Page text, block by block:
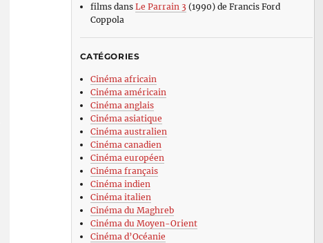
filmsdans Le Parrain 3 (1990) de Francis Ford
Coppola
CATÉGORIES
Cinéma africain
Cinéma américain
Cinéma anglais
Cinéma asiatique
Cinéma australien
Cinéma canadien
Cinéma européen
Cinéma français
Cinéma indien
Cinéma italien
Cinéma du Maghreb
Cinéma du Moyen-Orient
Cinéma d’Océanie